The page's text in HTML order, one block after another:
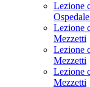
Lezione
Lezione
Mezzetti
Lezione
Mezzetti
Lezione
Mezzetti